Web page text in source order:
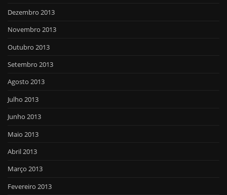
Dezembro 2013
Novembro 2013
Outubro 2013
Setembro 2013
Agosto 2013
Julho 2013
Junho 2013
Maio 2013
Abril 2013
Março 2013
Fevereiro 2013